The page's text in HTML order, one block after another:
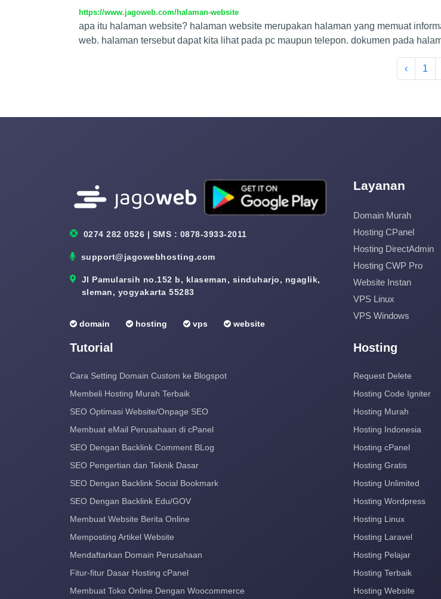
https://www.jagoweb.com/halaman-website
apa itu halaman website? halaman website merupakan halaman yang memuat
web. halaman tersebut dapat kita lihat pada pc maupun telepon. dokumen pada
‹ 1
0274 282 0526 | SMS : 0878-3933-2011
support@jagowebhosting.com
Jl Pamularsih no.152 b, klaseman, sinduharjo, ngaglik,
sleman, yogyakarta 55283
domain hosting vps website
Layanan
Domain Murah
Hosting CPanel
Hosting DirectAdmin
Hosting CWP Pro
Website Instan
VPS Linux
VPS Windows
Tutorial
Cara Setting Domain Custom ke Blogspot
Membeli Hosting Murah Terbaik
SEO Optimasi Website/Onpage SEO
Membuat eMail Perusahaan di cPanel
SEO Dengan Backlink Comment BLog
SEO Pengertian dan Teknik Dasar
SEO Dengan Backlink Social Bookmark
SEO Dengan Backlink Edu/GOV
Membuat Website Berita Online
Memposting Artikel Website
Mendaftarkan Domain Perusahaan
Fitur-fitur Dasar Hosting cPanel
Membuat Toko Online Dengan Woocommerce
Hosting
Request Delete
Hosting Code Igniter
Hosting Murah
Hosting Indonesia
Hosting cPanel
Hosting Gratis
Hosting Unlimited
Hosting Wordpress
Hosting Linux
Hosting Laravel
Hosting Pelajar
Hosting Terbaik
Hosting Website